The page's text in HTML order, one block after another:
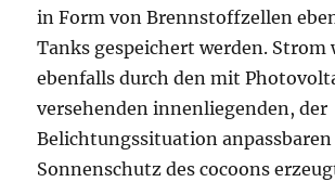
in Form von Brennstoffzellen
Tanks gespeichert werden. Strom
ebenfalls durch den mit
versehenden innenliegenden, der
Belichtungssituation anpassbaren
Sonnenschutz des cocoons